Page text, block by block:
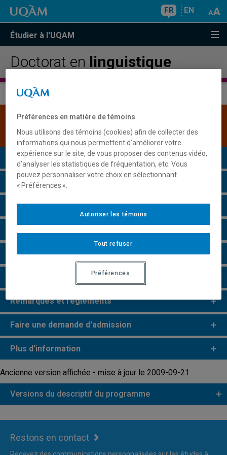
FR EN
Étudier à l'UQAM
Doctorat en linguistique
Une version plus récente de ce programme est
disponible.Cliquez ici pour la consulter.
Présentation du programme
Conditions d'admission
Cours à suivre et horaires
Perspectives professionnelles
Champs de recherche
Remarques et règlements
Faire une demande d'admission
Plus d'information
Ancienne version affichée - mise à jour le 2009-09-21
Versions du descriptif du programme
Restons en contact
Préférences en matière de témoins
Nous utilisons des témoins (cookies) afin de collecter des
informations qui nous permettent d’améliorer votre
expérience sur le site, de vous proposer des contenus vidéo,
d’analyser les statistiques de fréquentation, etc. Vous
pouvez personnaliser votre choix en sélectionnant
« Préférences ».
Tout refuser
Autoriser les témoins
Préférences